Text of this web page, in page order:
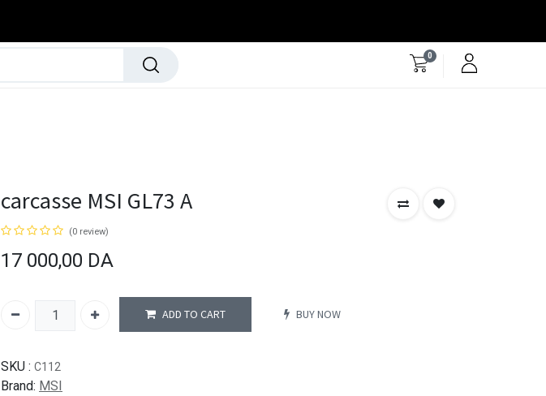
0
carcasse MSI GL73 A
(0 review)
17 000,00 DA
ADD TO CART BUY NOW
SKU : C112
Brand: MSI